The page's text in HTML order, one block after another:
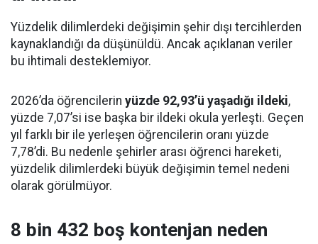
Yüzdelik dilimlerdeki değişimin şehir dışı tercihlerden
kaynaklandığı da düşünüldü. Ancak açıklanan veriler
bu ihtimali desteklemiyor.
2026’da öğrencilerin yüzde 92,93’ü yaşadığı ildeki,
yüzde 7,07’si ise başka bir ildeki okula yerleşti. Geçen
yıl farklı bir ile yerleşen öğrencilerin oranı yüzde
7,78’di. Bu nedenle şehirler arası öğrenci hareketi,
yüzdelik dilimlerdeki büyük değişimin temel nedeni
olarak görülmüyor.
8 bin 432 boş kontenjan neden